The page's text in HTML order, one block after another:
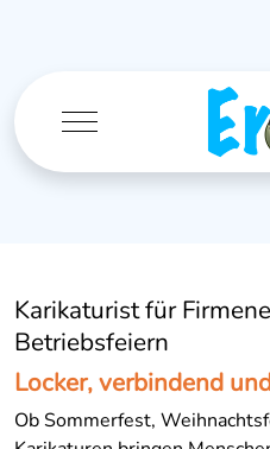
Mobile Menu Toggle
Karikaturist für
Betriebsfeiern
Locker, verbindend
Ob Sommerfest,